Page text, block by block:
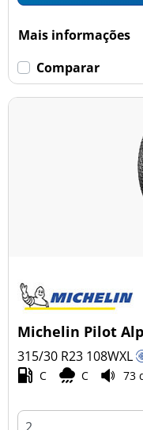
Mais informações
Comparar
Michelin Pilot
315/30 R23 108WXL
C C 73